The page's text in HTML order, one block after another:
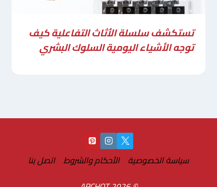
تستكشف سلسلة الأثاث التفاعلية كيف
توجه الأشياء اليومية السلوك البشري
سياسة الخصوصية الأحكام والشروط اتصل بنا